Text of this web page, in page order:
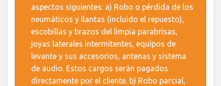
aspectos siguientes: a) Robo o pérdida de los
neumáticos y llantas (incluido el repuesto),
escobillas y brazos del limpia parabrisas,
joyas laterales intermitentes, equipos de
levante y sus accesorios, antenas y sistema
de audio. Estos cargos serán pagados
directamente por el cliente. b) Robo parcial,